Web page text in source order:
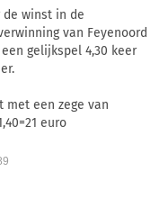
de winst in de
van Feyenoord
gelijkspel 4,30 keer
een zege van
euro